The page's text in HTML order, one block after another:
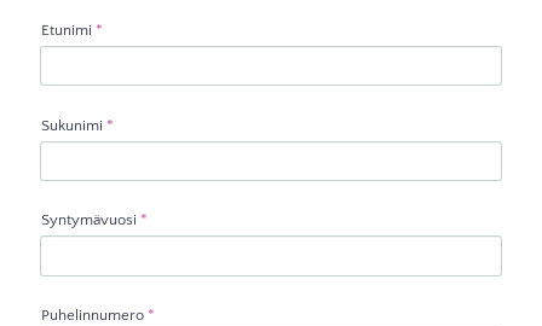
Etunimi *
Sukunimi *
Syntymävuosi *
Puhelinnumero *